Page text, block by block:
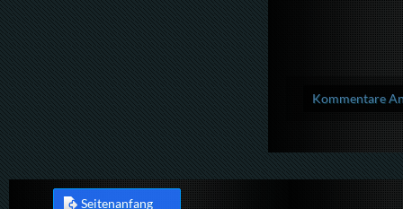
Kommentare
Seitenanfang